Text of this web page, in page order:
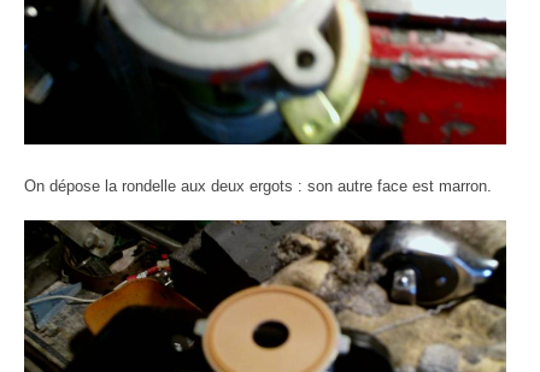
On dépose la rondelle aux deux ergots : son autre face est marron.